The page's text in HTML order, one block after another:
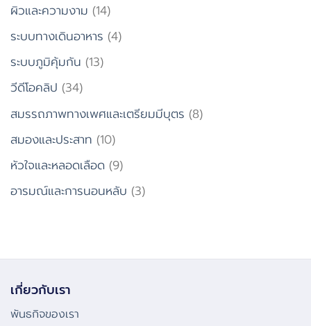
ผิวและความงาม (14)
ระบบทางเดินอาหาร (4)
ระบบภูมิคุ้มกัน (13)
วีดีโอคลิป (34)
สมรรถภาพทางเพศและเตรียมมีบุตร (8)
สมองและประสาท (10)
หัวใจและหลอดเลือด (9)
อารมณ์และการนอนหลับ (3)
เกี่ยวกับเรา
พันธกิจของเรา